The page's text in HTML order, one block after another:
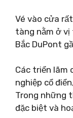
Vé vào cửa
tàng nằm ở
Bắc DuPont
Các triển lãm
nghiệp cổ
Trong những
đặc biệt và